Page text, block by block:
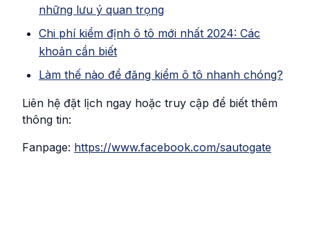
những lưu ý quan trọng
Chi phí kiểm định ô tô mới nhất 2024: Các
khoản cần biết
Làm thế nào để đăng kiểm ô tô nhanh chóng?
Liên hệ đặt lịch ngay hoặc truy cập để biết thêm
thông tin:
Fanpage: https://www.facebook.com/sautogate